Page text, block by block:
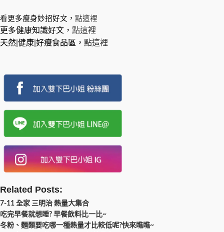
看更多瘦身妙招好文， 點這裡
更多健康知識好文， 點這裡
天然|健康|好瘦食品區， 點這裡
Related Posts:
7-11 全家 三明治 熱量大集合
吃完早餐就想睡? 早餐飲料比一比~
冬粉、麵類要吃哪一種熱量才比較低呢?快來瞧瞧~